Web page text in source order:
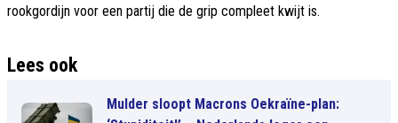
rookgordijn voor een partij die de grip compleet kwijt is.
Lees ook
Mulder sloopt Macrons Oekraïne-plan: